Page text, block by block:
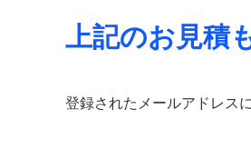
上記のお見積
登録されたメールアドレス